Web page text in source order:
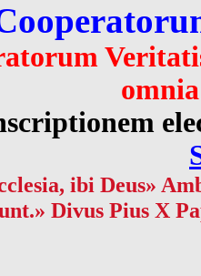
ibi Deus»
Divus Pius X